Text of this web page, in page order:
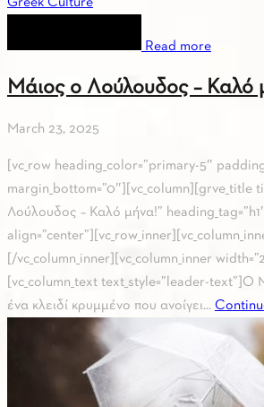
Read more
Μάιος ο Λούλουδος – Καλό
March 23, 2025
[vc_row heading_color=”primary-5″
margin_bottom=”0″][vc_column][grve_title
Λούλουδος – Καλό μήνα!”
[/vc_column_inner][vc_column_inner
[vc_column_text text_style=”leader-text”]Ο
ένα κλειδί κρυμμένο που ανοίγει...